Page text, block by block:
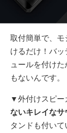
取付簡単で、
けるだけ！バ
ュールを付け
もないんです。
▼外付けスピー
ないキレイな
タンドも付い